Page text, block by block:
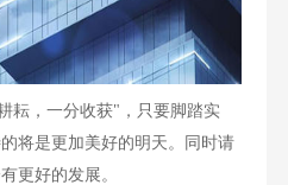
，一分收获"，只要脚踏实
将是更加美好的明天。同时请
更好的发展。